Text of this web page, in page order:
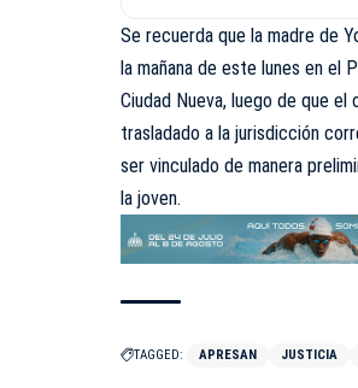
Se recuerda que la madre de
la mañana de este lunes en el
Ciudad Nueva, luego de que
trasladado a la jurisdicción
ser vinculado de manera
la joven.
TAGGED: APRESAN JUSTICIA